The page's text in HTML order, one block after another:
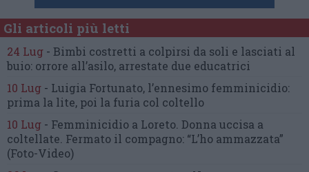
Gli articoli più letti
24 Lug - Bimbi costretti a colpirsi da soli e lasciati al
buio: orrore all’asilo, arrestate due educatrici
10 Lug - Luigia Fortunato, l’ennesimo femminicidio:
prima la lite, poi la furia col coltello
10 Lug - Femminicidio a Loreto. Donna uccisa a
coltellate. Fermato il compagno: “L’ho ammazzata”
(Foto-Video)